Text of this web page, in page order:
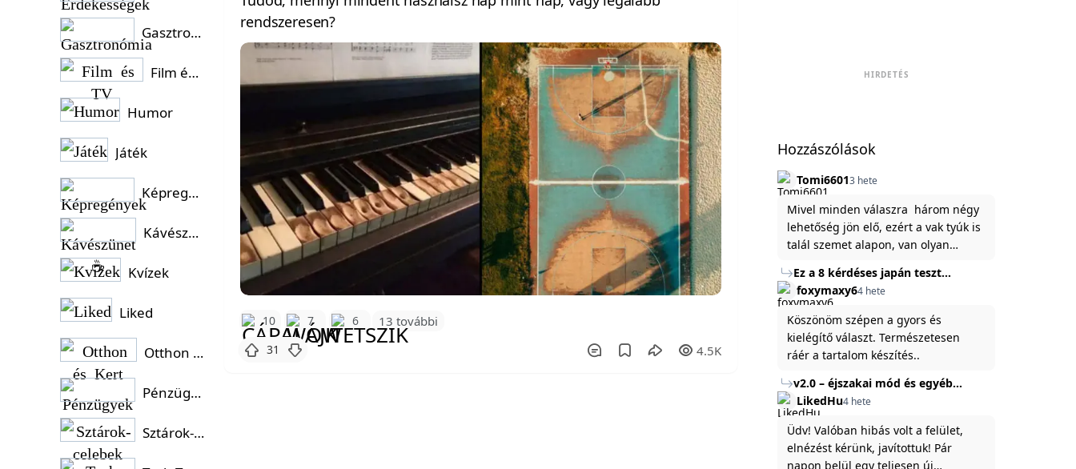
rendszeresen?
10 7 6 13 további
31 4.5K
HIRDETÉS
Hozzászólások
Tomi66013 hete
Mivel minden válaszra három négy
lehetőség jön elő, ezért a vak tyúk is
talál szemet alapon, van olyan
Ez a 8 kérdéses japán teszt
hibátlanul feltárja az igazságot
rólad
foxymaxy64 hete
Köszönöm szépen a gyors és
kielégítő választ. Természetesen
ráér a tartalom készítés..
v2.0 – éjszakai mód és egyéb
fejlesztések
LikedHu4 hete
Üdv! Valóban hibás volt a felület,
elnézést kérünk, javítottuk! Pár
napon belül egy teljesen új
Gasztronómia
Film és TV
Humor
Játék
Képregények
Kávészünet ☕
Kvízek
Liked
Otthon és Kert
Pénzügyek
Sztárok-celebek